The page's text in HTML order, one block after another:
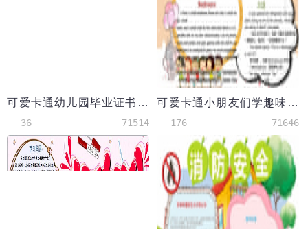
可爱卡通幼儿园毕业证书Word模板
36 71514
可爱卡通小朋友们学趣味英语手抄报wps
176 71646